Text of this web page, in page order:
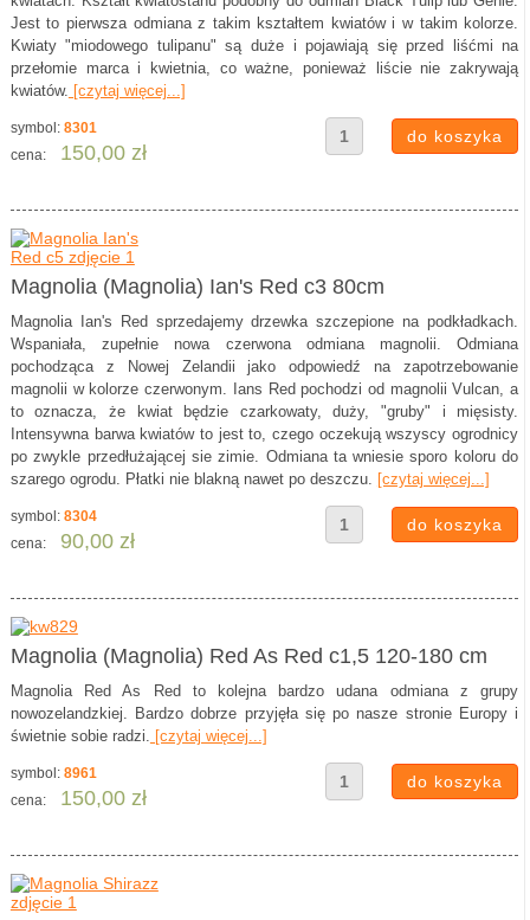
Jest to pierwsza odmiana z takim kształtem kwiatów i w takim kolorze.
Kwiaty "miodowego tulipanu" są duże i pojawiają się przed liśćmi na
przełomie marca i kwietnia, co ważne, ponieważ liście nie zakrywają
kwiatów. [czytaj więcej...]
symbol: 8301
cena:
150,00 zł
Magnolia (Magnolia) Ian's Red c3 80cm
Magnolia Ian's Red sprzedajemy drzewka szczepione na podkładkach.
Wspaniała, zupełnie nowa czerwona odmiana magnolii. Odmiana
pochodząca z Nowej Zelandii jako odpowiedź na zapotrzebowanie
magnolii w kolorze czerwonym. Ians Red pochodzi od magnolii Vulcan, a
to oznacza, że kwiat będzie czarkowaty, duży, "gruby" i mięsisty.
Intensywna barwa kwiatów to jest to, czego oczekują wszyscy ogrodnicy
po zwykle przedłużającej sie zimie. Odmiana ta wniesie sporo koloru do
szarego ogrodu. Płatki nie blakną nawet po deszczu. [czytaj więcej...]
symbol: 8304
cena:
90,00 zł
Magnolia (Magnolia) Red As Red c1,5 120-180 cm
Magnolia Red As Red to kolejna bardzo udana odmiana z grupy
nowozelandzkiej. Bardzo dobrze przyjęła się po nasze stronie Europy i
świetnie sobie radzi. [czytaj więcej...]
symbol: 8961
cena:
150,00 zł